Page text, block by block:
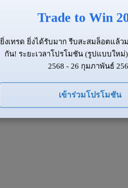
Trade to Win
ยิ่งเทรด ยิ่งได้รับมาก รีบสะสมล็อตแล้ว
กัน! ระยะเวลาโปรโมชัน (รูปแบบให
2568 - 26 กุมภาพันธ์
เข้าร่วมโปรโมชัน